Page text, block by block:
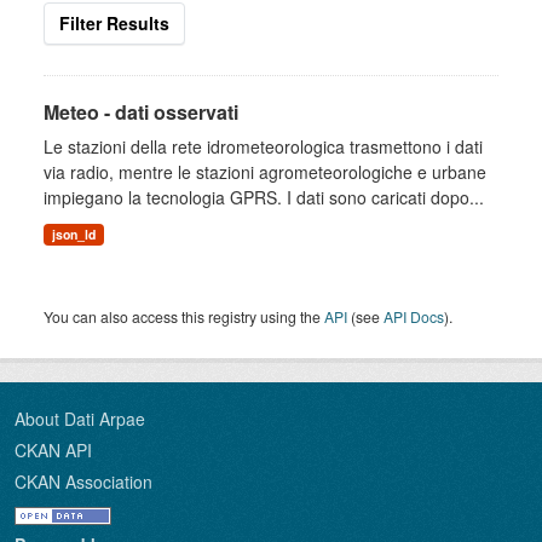
Filter Results
Meteo - dati osservati
Le stazioni della rete idrometeorologica trasmettono i dati
via radio, mentre le stazioni agrometeorologiche e urbane
impiegano la tecnologia GPRS. I dati sono caricati dopo...
json_ld
You can also access this registry using theAPI (seeAPI Docs).
About Dati Arpae
CKAN API
CKAN Association